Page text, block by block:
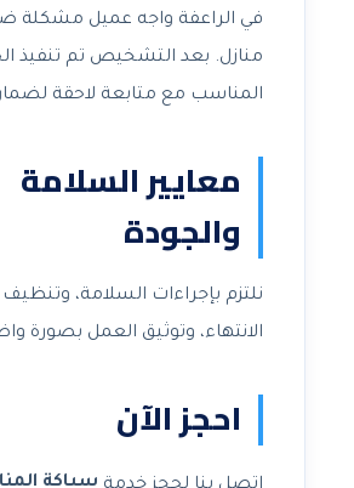
في الراعفة واجه عميل مشكلة
منازل. بعد التشخيص تم تنفيذ
المناسب مع متابعة لاحقة
معايير السلامة
والجودة
نلتزم بإجراءات السلامة،
الانتهاء، وتوثيق العمل بصورة
احجز الآن
سباكة